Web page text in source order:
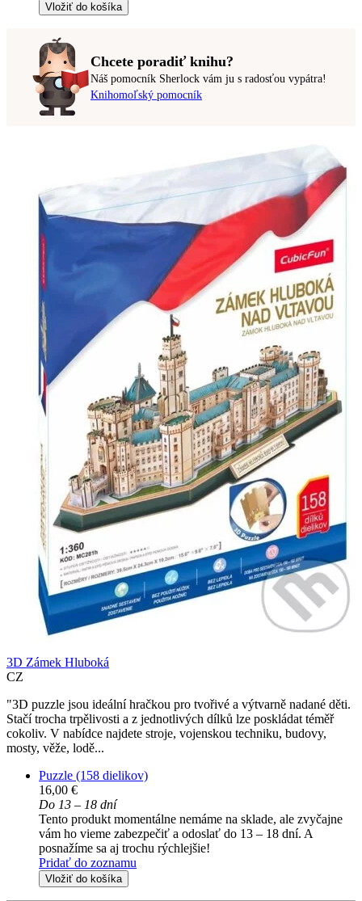
Vložiť do košíka
Chcete poradiť knihu?
Náš pomocník Sherlock vám ju s radosťou vypátra!
Knihomoľský pomocník
3D Zámek Hluboká
CZ
"3D puzzle jsou ideální hračkou pro tvořivé a výtvarně nadané děti.
Stačí trocha trpělivosti a z jednotlivých dílků lze poskládat téměř
cokoliv. V nabídce najdete stroje, vojenskou techniku, budovy,
mosty, věže, lodě...
Puzzle (158 dielikov)
16,00 €
Do 13 – 18 dní
Tento produkt momentálne nemáme na sklade, ale zvyčajne
vám ho vieme zabezpečiť a odoslať do 13 – 18 dní. A
posnažíme sa aj trochu rýchlejšie!
Pridať do zoznamu
Vložiť do košíka